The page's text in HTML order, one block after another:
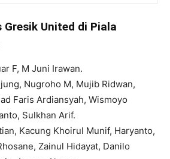
Gresik United di Piala
F, M Juni Irawan.
Nugroho M, Mujib Ridwan,
Faris Ardiansyah, Wismoyo
Sulkhan Arif.
Kacung Khoirul Munif, Haryanto,
Zainul Hidayat, Danilo